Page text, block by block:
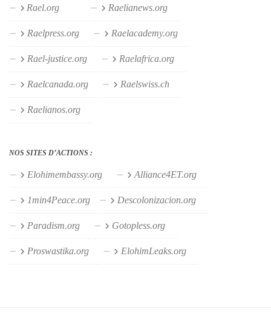
Rael.org Raelianews.org
Raelpress.org Raelacademy.org
Rael-justice.org Raelafrica.org
Raelcanada.org Raelswiss.ch
Raelianos.org
NOS SITES D’ACTIONS :
Elohimembassy.org Alliance4ET.org
1min4Peace.org Descolonizacion.org
Paradism.org Gotopless.org
Proswastika.org ElohimLeaks.org